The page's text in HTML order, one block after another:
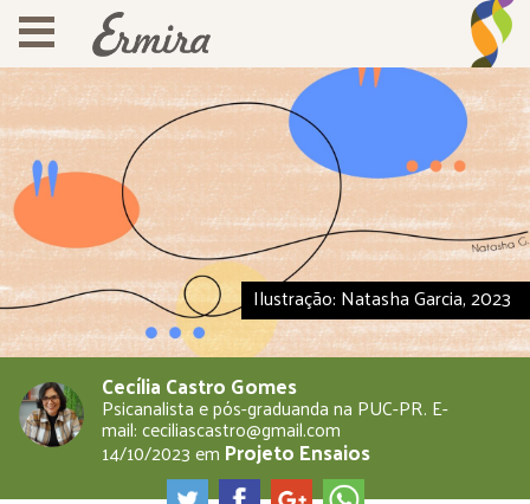
Ilustração: Natasha Garcia, 2023
Cecília Castro Gomes
Psicanalista e pós-graduanda na PUC-PR. E-
mail: ceciliascastro@gmail.com
14/10/2023em Projeto Ensaios